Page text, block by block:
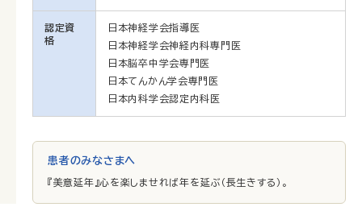
認定資
格
日本神経学会指導医
日本神経学会神経内科専門医
日本脳卒中学会専門医
日本てんかん学会専門医
日本内科学会認定内科医
患者のみなさまへ
『美意延年』心を楽しませれば年を延ぶ（長生きする）。